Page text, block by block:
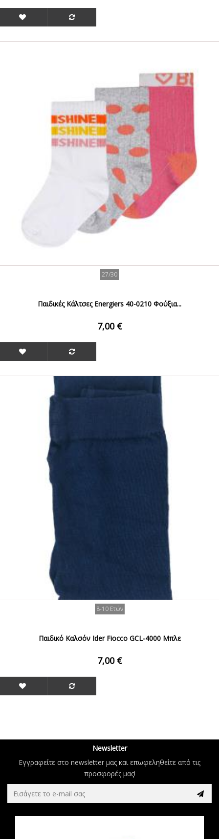
27/30
Παιδικές Κάλτσες Energiers 40-0210 Φούξια...
7,00 €
8-10 Ετών
Παιδικό Καλσόν Ider Fiocco GCL-4000 Μπλε
7,00 €
Newsletter
Εγγραφείτε στο newsletter μας και επωφεληθείτε από τις
προσφορές μας!